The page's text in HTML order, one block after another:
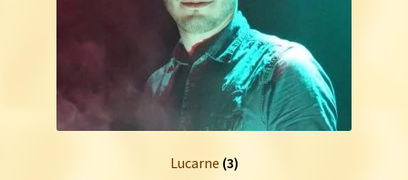
Lucarne (3)